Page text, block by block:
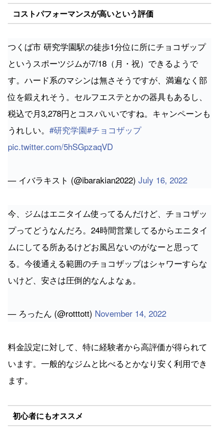
コストパフォーマンスが高いという評価
つくば市 研究学園駅の徒歩1分位に所にチョコザップ
というスポーツジムが7/18（月・祝）できるようで
す。ハード系のマシンは無さそうですが、満遍なく部
位を鍛えれそう。セルフエステとかの器具もあるし、
税込で月3,278円とコスパいいですね。キャンペーンも
うれしい。 #研究学園#チョコザップ
pic.twitter.com/5hSGpzaqVD
— イバラキスト (@ibarakian2022) July 16, 2022
今、ジムはエニタイム使ってるんだけど、チョコザッ
プってどうなんだろ。24時間営業してるからエニタイ
ムにしてる所あるけどお風呂ないのがなーと思って
る。今後通える範囲のチョコザップはシャワーすらな
いけど、安さは圧倒的なんよなぁ。
— ろったん (@rotttott) November 14, 2022
料金設定に対して、特に経験者から高評価が得られて
います。一般的なジムと比べるとかなり安く利用でき
ます。
初心者にもオススメ